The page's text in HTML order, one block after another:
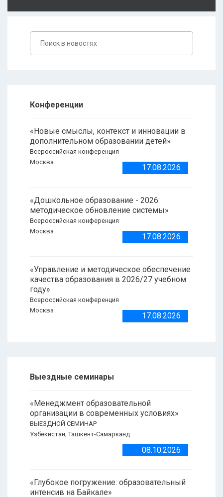
Конференции
«Новые смыслы, контекст и инновации в
дополнительном образовании детей»
Всероссийская конференция
Москва
17.08.2026
«Дошкольное образование - 2026:
методическое обновление системы»
Всероссийская конференция
Москва
17.08.2026
«Управление и методическое обеспечение
качества образования в 2026/27 учебном
году»
Всероссийская конференция
Москва
17.08.2026
Выездные семинары
«Менеджмент образовательной
организации в современных условиях»
ВЫЕЗДНОЙ СЕМИНАР
Узбекистан, Ташкент-Самарканд
08.10.2026
«Глубокое погружение: образовательный
интенсив на Байкале»